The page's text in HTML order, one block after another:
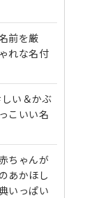
前を厳
れな名付
い＆かぶ
こいい名
ちゃんが
あかほし
いっぱい